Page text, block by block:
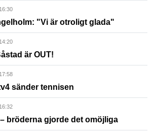
"Vi är otroligt glada"
är OUT!
sänder tennisen
bröderna gjorde det omöjliga